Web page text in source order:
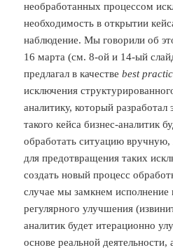
необработанных процессом
необходимость в открытии
наблюдение. Мы говорили об
16 марта (см. 8-ой и 14-ый
предлагал в качествеbest
исключения
аналитику, который разработал
такого кейса бизнес-аналитик
обработать ситуацию
для предотвращения таких
создать новый процесс
случае мы замкнем исполнение
регулярного улучшения
аналитик будет итерационно
основе реальной деятельности,